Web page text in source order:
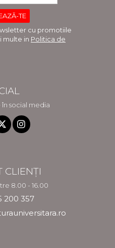
cu promotiile
multe in Politica de
social media
CLIENȚI
8.00 - 16.00
200 357